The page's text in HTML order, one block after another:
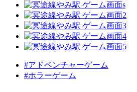
#アドベンチャーゲーム
#ホラーゲーム